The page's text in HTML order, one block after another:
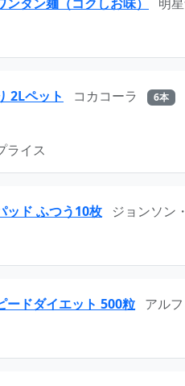
2Lペット コカコーラ 6本
ライス
ッド ふつう10枚 ジョンソン
ードダイエット 500粒 アル